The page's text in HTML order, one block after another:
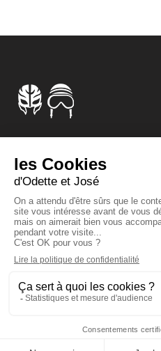
Affiches et sérigraphies
Chimères
Qui sont-ils ?
Fan Zone Odette et José
Politique de confidentialité
Conditions générales de vente